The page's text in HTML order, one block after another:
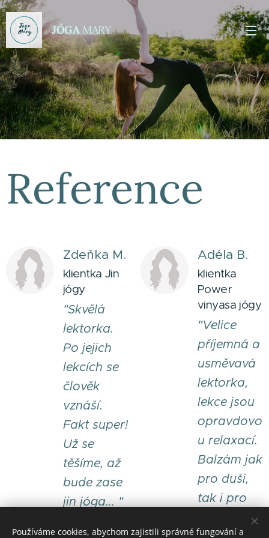
JÓGA MARY
Reference
Zdeňka M.
klientka Jin
jógy
"Skvělá
lektorka.
Po jejich
lekcích se
člověk
vznáší.
Fakt super!
Už se
těšíme, až
bude zase
jin jóga... "
Adéla B.
klientka
Power
vinyasa jógy
"Velice
příjemná a
usměvavá
lektorka,
lekce jsou
opravdovo
u relaxací.
Balzám jak
pro duši,
tak i pro
Používáme cookies, abychom zajistili správné fungování a